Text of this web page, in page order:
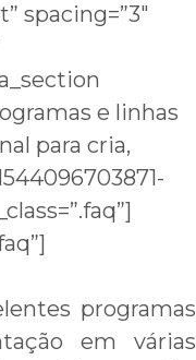
spacing=”3″
e linhas
para cria,
programas
em várias